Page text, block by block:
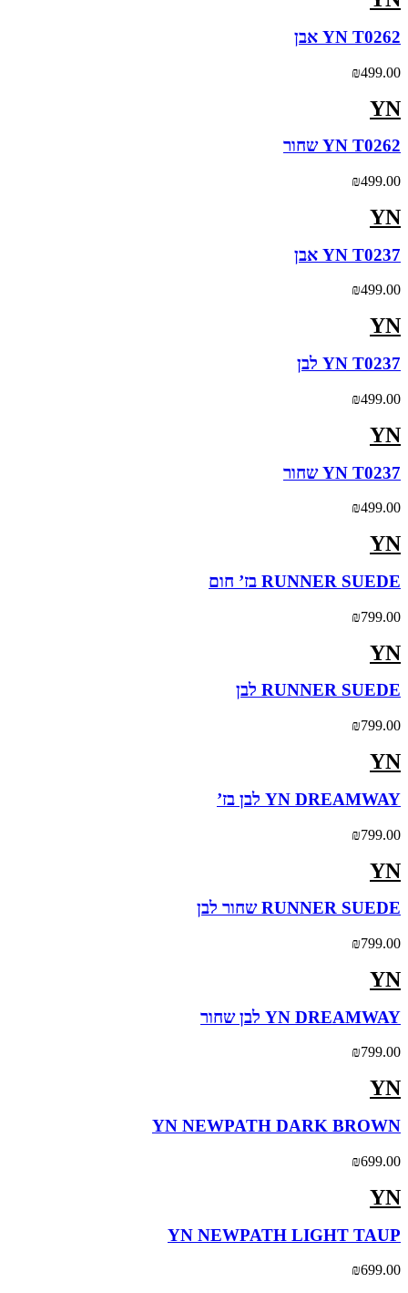
YN T0262 אבן
₪499.00
YN
YN T0262 שחור
₪499.00
YN
YN T0237 אבן
₪499.00
YN
YN T0237 לבן
₪499.00
YN
YN T0237 שחור
₪499.00
YN
RUNNER SUEDE בז’ חום
₪799.00
YN
RUNNER SUEDE לבן
₪799.00
YN
YN DREAMWAY לבן בז’
₪799.00
YN
RUNNER SUEDE שחור לבן
₪799.00
YN
YN DREAMWAY לבן שחור
₪799.00
YN
YN NEWPATH DARK BROWN
₪699.00
YN
YN NEWPATH LIGHT TAUP
₪699.00